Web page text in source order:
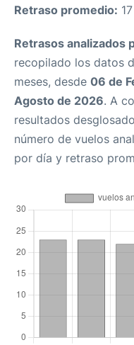
Retraso promedio:
Retrasos analizados
recopilado los datos
meses, desde 06 de
Agosto de 2026. A
resultados
número de vuelos
por día y retraso